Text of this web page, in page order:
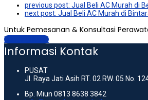
previous post: Jual Beli AC Murah di
next post: Jual Beli AC Murah di
Untuk Pemesanan & Konsultasi
Hubungi Kami
Informasi Kontak
PUSAT
Jl. Raya Jati Asih RT. 02 RW. 05 No.
Bp. Miun 0813 8638 3842